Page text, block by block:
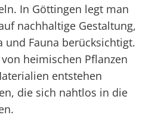
In Göttingen legt man
nachhaltige Gestaltung,
und Fauna berücksichtigt.
heimischen Pflanzen
entstehen
die sich nahtlos in die